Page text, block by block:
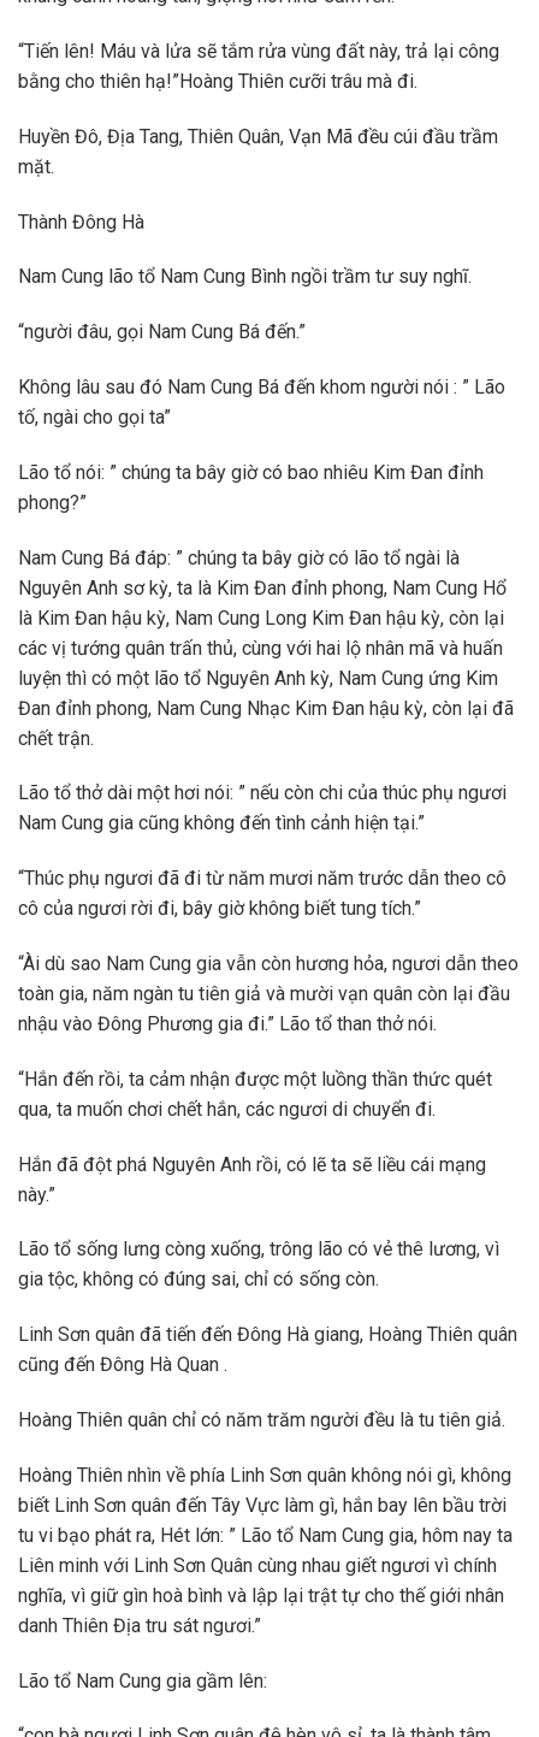
“Tiến lên! Máu và lửa sẽ tắm rửa vùng đất này, trả lại công
bằng cho thiên hạ!”Hoàng Thiên cưỡi trâu mà đi.
Huyền Đô, Địa Tang, Thiên Quân, Vạn Mã đều cúi đầu trầm
mặt.
Thành Đông Hà
Nam Cung lão tổ Nam Cung Bình ngồi trầm tư suy nghĩ.
“người đâu, gọi Nam Cung Bá đến.”
Không lâu sau đó Nam Cung Bá đến khom người nói : ” Lão
tố, ngài cho gọi ta”
Lão tổ nói: ” chúng ta bây giờ có bao nhiêu Kim Đan đỉnh
phong?”
Nam Cung Bá đáp: ” chúng ta bây giờ có lão tổ ngài là
Nguyên Anh sơ kỳ, ta là Kim Đan đỉnh phong, Nam Cung Hổ
là Kim Đan hậu kỳ, Nam Cung Long Kim Đan hậu kỳ, còn lại
các vị tướng quân trấn thủ, cùng với hai lộ nhân mã và huấn
luyện thì có một lão tổ Nguyên Anh kỳ, Nam Cung ứng Kim
Đan đỉnh phong, Nam Cung Nhạc Kim Đan hậu kỳ, còn lại đã
chết trận.
Lão tổ thở dài một hơi nói: ” nếu còn chi của thúc phụ ngươi
Nam Cung gia cũng không đến tình cảnh hiện tại.”
“Thúc phụ ngươi đã đi từ năm mươi năm trước dẫn theo cô
cô của ngươi rời đi, bây giờ không biết tung tích.”
“Ài dù sao Nam Cung gia vẫn còn hương hỏa, ngươi dẫn theo
toàn gia, năm ngàn tu tiên giả và mười vạn quân còn lại đầu
nhậu vào Đông Phương gia đi.” Lão tổ than thở nói.
“Hắn đến rồi, ta cảm nhận được một luồng thần thức quét
qua, ta muốn chơi chết hắn, các ngươi di chuyển đi.
Hắn đã đột phá Nguyên Anh rồi, có lẽ ta sẽ liều cái mạng
này.”
Lão tổ sống lưng còng xuống, trông lão có vẻ thê lương, vì
gia tộc, không có đúng sai, chỉ có sống còn.
Linh Sơn quân đã tiến đến Đông Hà giang, Hoàng Thiên quân
cũng đến Đông Hà Quan .
Hoàng Thiên quân chỉ có năm trăm người đều là tu tiên giả.
Hoàng Thiên nhìn về phía Linh Sơn quân không nói gì, không
biết Linh Sơn quân đến Tây Vực làm gì, hắn bay lên bầu trời
tu vi bạo phát ra, Hét lớn: ” Lão tổ Nam Cung gia, hôm nay ta
Liên minh với Linh Sơn Quân cùng nhau giết ngươi vì chính
nghĩa, vì giữ gìn hoà bình và lập lại trật tự cho thế giới nhân
danh Thiên Địa tru sát ngươi.”
Lão tổ Nam Cung gia gầm lên: